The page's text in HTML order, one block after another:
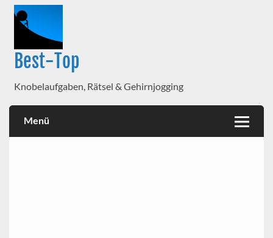
Best-Top
Knobelaufgaben, Rätsel & Gehirnjogging
Menü